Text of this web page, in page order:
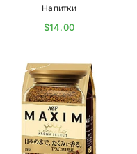
Напитки
$14.00